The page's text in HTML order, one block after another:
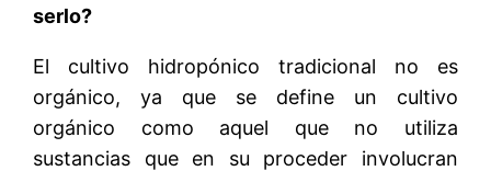
serlo?
El cultivo hidropónico tradicional no es
orgánico, ya que se define un cultivo
orgánico como aquel que no utiliza
sustancias que en su proceder involucran